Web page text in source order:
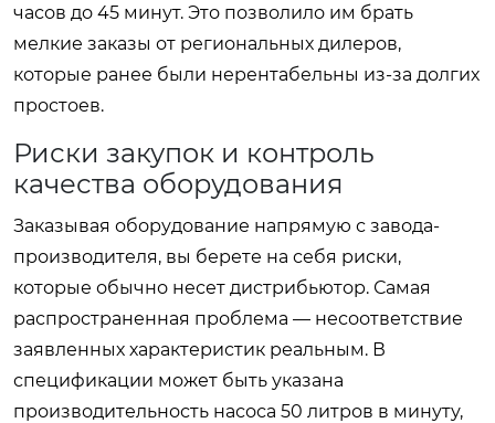
часов до 45 минут. Это позволило им брать
мелкие заказы от региональных дилеров,
которые ранее были нерентабельны из-за долгих
простоев.
Риски закупок и контроль
качества оборудования
Заказывая оборудование напрямую с завода-
производителя, вы берете на себя риски,
которые обычно несет дистрибьютор. Самая
распространенная проблема — несоответствие
заявленных характеристик реальным. В
спецификации может быть указана
производительность насоса 50 литров в минуту,